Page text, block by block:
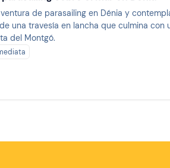
de parasailing en Dénia y
una travesía en lancha que culmina
del Montgó.